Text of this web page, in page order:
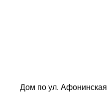
Дом по ул. Афонинская